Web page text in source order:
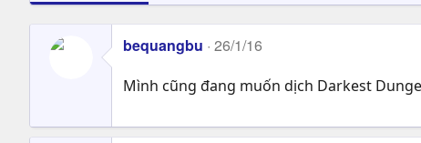
bequangbu 26/1/16
Mình cũng đang muốn dịch Darkest